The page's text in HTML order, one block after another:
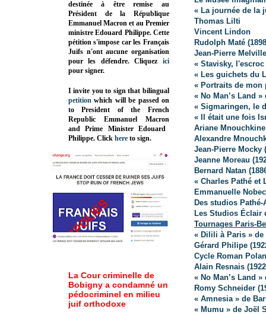
« La journée de la
Thomas Lilti
Vincent Lindon
Rudolph Maté
Jean-Pierre
« Stavisky,
« Les guichets du
« Portraits de mon
« No Man’s Land »
« Sigmaringen, le
« Il était une fois
Ariane Mnouchkine
Alexandre
Jean-Pierre Mocky
Jeanne Moreau
Bernard Natan
« Charles Pathé et
Emmanuelle
Des studios
Les Studios Éclair
Tournages Paris-
« Dilili à Paris » de
Gérard Philipe
Cycle Roman
Alain Resnais
« No Man’s Land »
Romy Schneider
« Amnesia » de
« Mumu » de Joël
destinée à être remise au
Président de la République
Emmanuel Macron et au Premier
ministre Edouard Philippe. Cette
pétition s'impose car les Français
Juifs n'ont aucune organisation
pour les défendre. Cliquez
ici
pour signer.
I invite you to sign that bilingual
petition which will be passed on
to President of the French
Republic Emmanuel Macron
and Prime MinisterEdouard
Philippe. Click here to sign.
La Cour criminelle de
Bobigny a condamné un
pédocriminel en milieu
juif orthodoxe